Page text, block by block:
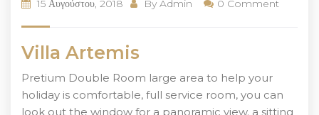
15 Αυγούστου, 2018 By Admin 0 Comment
Villa Artemis
Pretium Double Room large area to help your
holiday is comfortable, full service room, you can
look out the window for a panoramic view. a sitting